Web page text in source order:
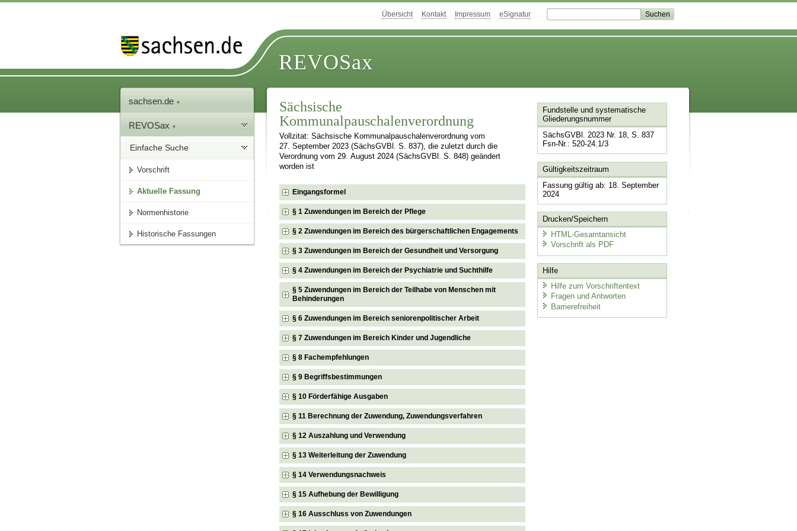
Übersicht Kontakt Impressum eSignatur
REVOSax
sachsen.de
REVOSax
Einfache Suche
Vorschrift
Aktuelle Fassung
Normenhistorie
Historische Fassungen
Sächsische
Kommunalpauschalenverordnung
Vollzitat: Sächsische Kommunalpauschalenverordnung vom
27. September 2023 (SächsGVBl. S. 837), die zuletzt durch die
Verordnung vom 29. August 2024 (SächsGVBl. S. 848) geändert
worden ist
Eingangsformel
§ 1 Zuwendungen im Bereich der Pflege
§ 2 Zuwendungen im Bereich des bürgerschaftlichen Engagements
§ 3 Zuwendungen im Bereich der Gesundheit und Versorgung
§ 4 Zuwendungen im Bereich der Psychiatrie und Suchthilfe
§ 5 Zuwendungen im Bereich der Teilhabe von Menschen mit
Behinderungen
§ 6 Zuwendungen im Bereich seniorenpolitischer Arbeit
§ 7 Zuwendungen im Bereich Kinder und Jugendliche
§ 8 Fachempfehlungen
§ 9 Begriffsbestimmungen
§ 10 Förderfähige Ausgaben
§ 11 Berechnung der Zuwendung, Zuwendungsverfahren
§ 12 Auszahlung und Verwendung
§ 13 Weiterleitung der Zuwendung
§ 14 Verwendungsnachweis
§ 15 Aufhebung der Bewilligung
§ 16 Ausschluss von Zuwendungen
Fundstelle und systematische
Gliederungsnummer
SächsGVBl. 2023 Nr. 18, S. 837
Fsn-Nr.: 520-24.1/3
Gültigkeitszeitraum
Fassung gültig ab: 18. September
2024
Drucken/Speichern
HTML-Gesamtansicht
Vorschrift als PDF
Hilfe
Hilfe zum Vorschriftentext
Fragen und Antworten
Barrierefreiheit